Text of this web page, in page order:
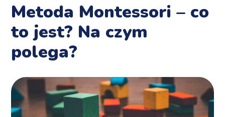
Metoda Montessori – co
to jest? Na czym
polega?